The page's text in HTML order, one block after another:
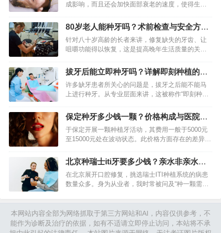
成影响，而且还会加快面部衰老的速度，使得生活
齿的患者而言，传统的活动假牙已经没办法满足稳
固以及舒适方面的需求了，…
80岁老人能种牙吗？术前检查与安全方案
详解
针对八十岁高龄的长者来讲，修复缺失的牙齿、让
咀嚼功能得以恢复，这是提高晚年生活质量的关键
实际上随着医疗技术的进步，只要身体状况评估合
格，高龄已不再是种牙的绝…
拔牙后能立即种牙吗？详解即刻种植的条
件和好处
许多缺牙患者所关心的问题是，拔牙之后能不能马
上进行种牙。从专业层面来讲，这被称作“即刻种
放进刚拔过牙的牙槽窝当中。然而它并非对所有人
都适宜，得对患者的牙槽…
保定种牙多少钱一颗？价格构成与医院选
择全解析
于保定开展一颗种植牙活动，其费用一般于5000元
至15000元处在波动状态。此价格方面存在的差异主
别以及患者自身口腔所拥有的条件等诸多因素所产
生的综合影响。…
北京种瑞士iti牙要多少钱？亲水非亲水区
别很大
在北京展开口腔修复，挑选瑞士ITI种植系统的病患
数量众多。身为从业者，我时常被问及“种一颗需花
面因素作用产生的…
本网站内容全部为网络抓取于第三方网站和AI，内容仅供参考，不
能作为诊断及治疗的依据，如有不适请立即停止访问，本站将不承